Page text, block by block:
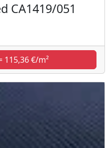
CA1419/051
115,36 €/m²